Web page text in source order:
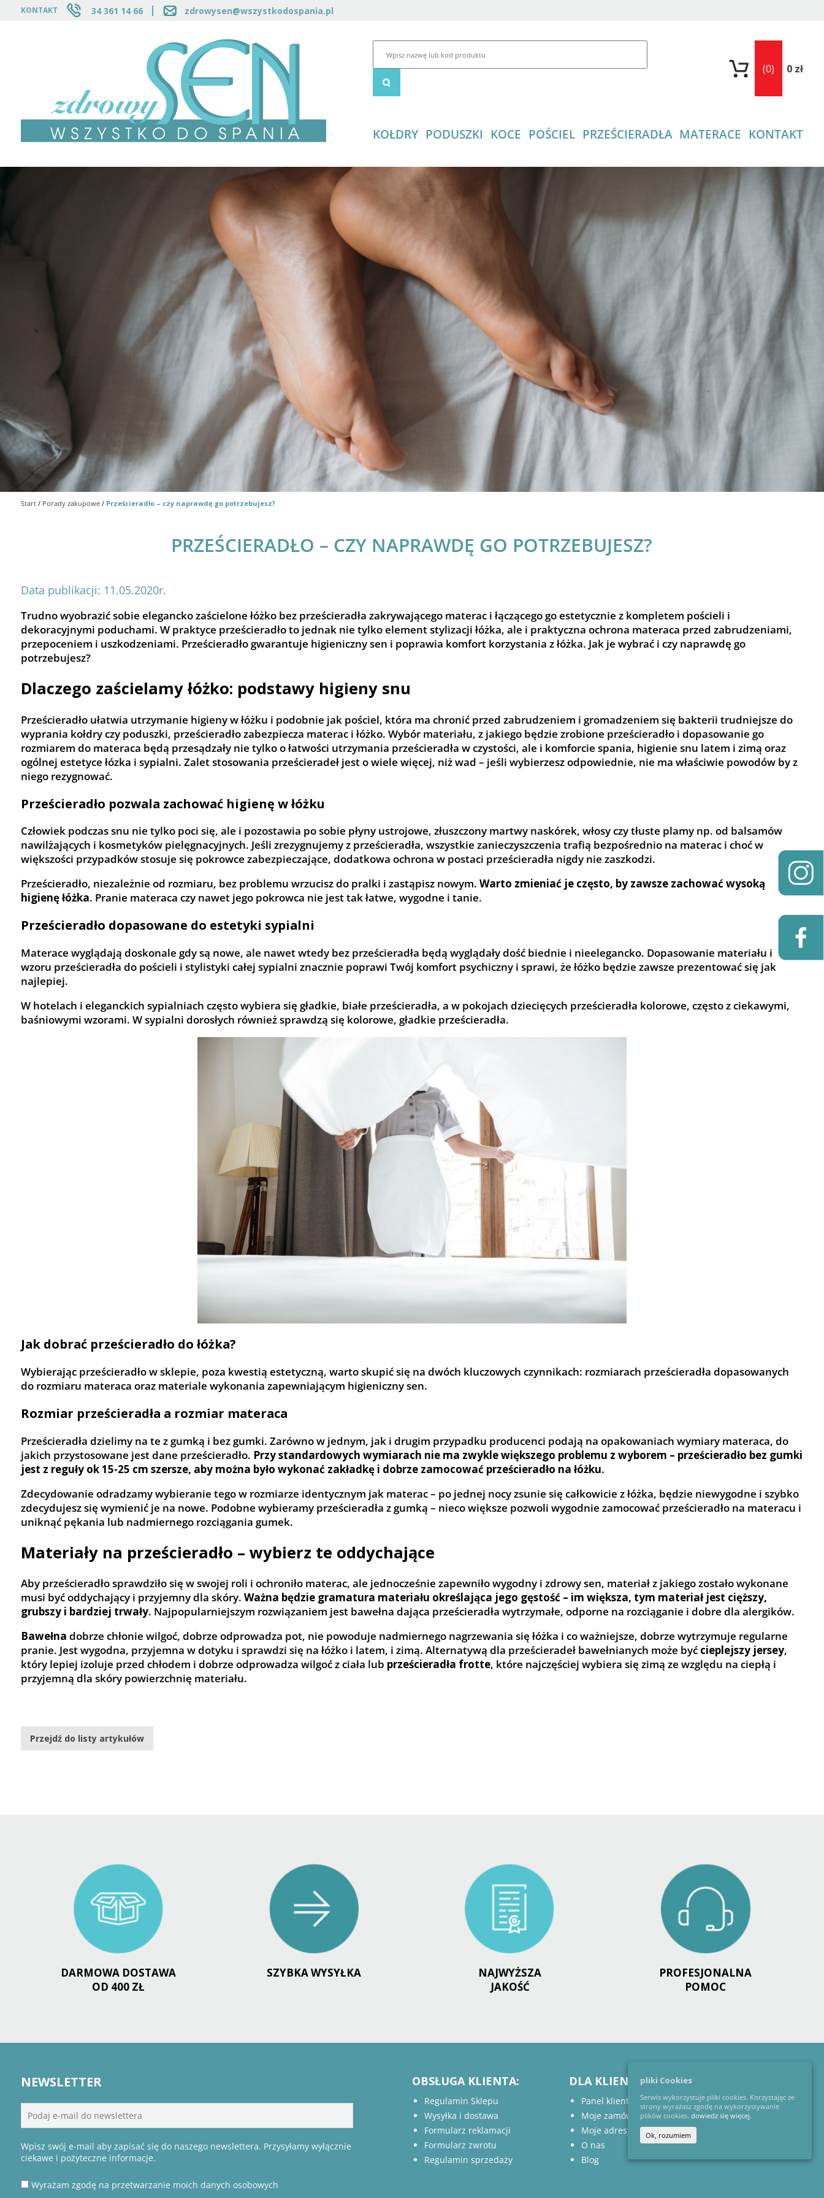
KONTAKT 34 361 14 66 zdrowysen@wszystkodospania.pl
(0) 0 zł
KOŁDRY PODUSZKI KOCE POŚCIEL PRZEŚCIERADŁA MATERACE KONTAKT
Start/ Porady zakupowe/ Prześcieradło – czy naprawdę go potrzebujesz?
PRZEŚCIERADŁO – CZY NAPRAWDĘ GO POTRZEBUJESZ?
Data publikacji: 11.05.2020r.
Trudno wyobrazić sobie elegancko zaścielone łóżko bez prześcieradła zakrywającego materac i łączącego go estetycznie z kompletem pościeli i
dekoracyjnymi poduchami. W praktyce prześcieradło to jednak nie tylko element stylizacji łóżka, ale i praktyczna ochrona materaca przed zabrudzeniami,
przepoceniem i uszkodzeniami. Prześcieradło gwarantuje higieniczny sen i poprawia komfort korzystania z łóżka. Jak je wybrać i czy naprawdę go
potrzebujesz?
Dlaczego zaścielamy łóżko: podstawy higieny snu
Prześcieradło ułatwia utrzymanie higieny w łóżku i podobnie jak pościel, która ma chronić przed zabrudzeniem i gromadzeniem się bakterii trudniejsze do
wyprania kołdry czy poduszki, prześcieradło zabezpiecza materac i łóżko. Wybór materiału, z jakiego będzie zrobione prześcieradło i dopasowanie go
rozmiarem do materaca będą przesądzały nie tylko o łatwości utrzymania prześcieradła w czystości, ale i komforcie spania, higienie snu latem i zimą oraz
ogólnej estetyce łózka i sypialni. Zalet stosowania prześcieradeł jest o wiele więcej, niż wad – jeśli wybierzesz odpowiednie, nie ma właściwie powodów by z
niego rezygnować.
Prześcieradło pozwala zachować higienę w łóżku
Człowiek podczas snu nie tylko poci się, ale i pozostawia po sobie płyny ustrojowe, złuszczony martwy naskórek, włosy czy tłuste plamy np. od balsamów
nawilżających i kosmetyków pielęgnacyjnych. Jeśli zrezygnujemy z prześcieradła, wszystkie zanieczyszczenia trafią bezpośrednio na materac i choć w
większości przypadków stosuje się pokrowce zabezpieczające, dodatkowa ochrona w postaci prześcieradła nigdy nie zaszkodzi.
Prześcieradło, niezależnie od rozmiaru, bez problemu wrzucisz do pralki i zastąpisz nowym. Warto zmieniać je często, by zawsze zachować wysoką
higienę łóżka. Pranie materaca czy nawet jego pokrowca nie jest tak łatwe, wygodne i tanie.
Prześcieradło dopasowane do estetyki sypialni
Materace wyglądają doskonale gdy są nowe, ale nawet wtedy bez prześcieradła będą wyglądały dość biednie i nieelegancko. Dopasowanie materiału i
wzoru prześcieradła do pościeli i stylistyki całej sypialni znacznie poprawi Twój komfort psychiczny i sprawi, że łóżko będzie zawsze prezentować się jak
najlepiej.
W hotelach i eleganckich sypialniach często wybiera się gładkie, białe prześcieradła, a w pokojach dziecięcych prześcieradła kolorowe, często z ciekawymi,
baśniowymi wzorami. W sypialni dorosłych również sprawdzą się kolorowe, gładkie prześcieradła.
Jak dobrać prześcieradło do łóżka?
Wybierając prześcieradło w sklepie, poza kwestią estetyczną, warto skupić się na dwóch kluczowych czynnikach: rozmiarach prześcieradła dopasowanych
do rozmiaru materaca oraz materiale wykonania zapewniającym higieniczny sen.
Rozmiar prześcieradła a rozmiar materaca
Prześcieradła dzielimy na te z gumką i bez gumki. Zarówno w jednym, jak i drugim przypadku producenci podają na opakowaniach wymiary materaca, do
jakich przystosowane jest dane prześcieradło. Przy standardowych wymiarach nie ma zwykle większego problemu z wyborem – prześcieradło bez gumki
jest z reguły ok 15-25 cm szersze, aby można było wykonać zakładkę i dobrze zamocować prześcieradło na łóżku.
Zdecydowanie odradzamy wybieranie tego w rozmiarze identycznym jak materac – po jednej nocy zsunie się całkowicie z łóżka, będzie niewygodne i szybko
zdecydujesz się wymienić je na nowe. Podobne wybieramy prześcieradła z gumką – nieco większe pozwoli wygodnie zamocować prześcieradło na materacu i
uniknąć pękania lub nadmiernego rozciągania gumek.
Materiały na prześcieradło – wybierz te oddychające
Aby prześcieradło sprawdziło się w swojej roli i ochroniło materac, ale jednocześnie zapewniło wygodny i zdrowy sen, materiał z jakiego zostało wykonane
musi być oddychający i przyjemny dla skóry. Ważna będzie gramatura materiału określająca jego gęstość – im większa, tym materiał jest cięższy,
grubszy i bardziej trwały. Najpopularniejszym rozwiązaniem jest bawełna dająca prześcieradła wytrzymałe, odporne na rozciąganie i dobre dla alergików.
Bawełna dobrze chłonie wilgoć, dobrze odprowadza pot, nie powoduje nadmiernego nagrzewania się łóżka i co ważniejsze, dobrze wytrzymuje regularne
pranie. Jest wygodna, przyjemna w dotyku i sprawdzi się na łóżko i latem, i zimą. Alternatywą dla prześcieradeł bawełnianych może być cieplejszy jersey,
który lepiej izoluje przed chłodem i dobrze odprowadza wilgoć z ciała lub prześcieradła frotte, które najczęściej wybiera się zimą ze względu na ciepłą i
przyjemną dla skóry powierzchnię materiału.
Przejdź do listy artykułów
DARMOWA DOSTAWA
OD 400 ZŁ
SZYBKA WYSYŁKA
NAJWYŻSZA
JAKOŚĆ
PROFESJONALNA
POMOC
NEWSLETTER
Wpisz swój e-mail aby zapisać się do naszego newslettera. Przysyłamy wyłącznie
ciekawe i pożyteczne informacje.
Wyrażam zgodę na przetwarzanie moich danych osobowych
OBSŁUGA KLIENTA:
Regulamin Sklepu
Wysyłka i dostawa
Formularz reklamacji
Formularz zwrotu
Regulamin sprzedaży
DLA KLIENTA
Panel klienta
Moje zamówienia
Moje adresy
O nas
Blog
pliki Cookies
Serwis wykorzystuje pliki cookies. Korzystając ze
strony wyrażasz zgodę na wykorzystywanie
plików cookies. dowiedz się więcej.
Ok, rozumiem